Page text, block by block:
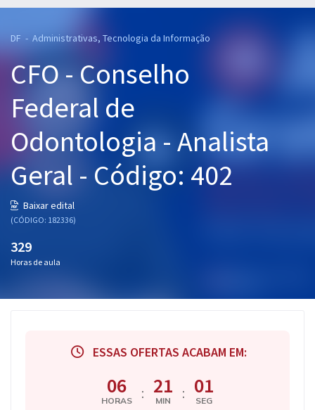
Cursos 20% OFF
Pós
Graduação
OAB
Conteúdo gratuito
Atendimento
DF - Administrativas, Tecnologia da Informação
CFO - Conselho
Federal de
Odontologia - Analista
Geral - Código: 402
Baixar edital
(CÓDIGO: 182336)
329
Horas de aula
ESSAS OFERTAS ACABAM EM:
06
HORAS : 21
MIN : 01
SEG